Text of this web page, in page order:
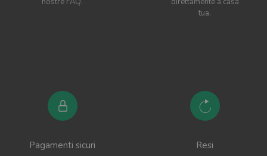
tua.
Pagamenti sicuri Resi